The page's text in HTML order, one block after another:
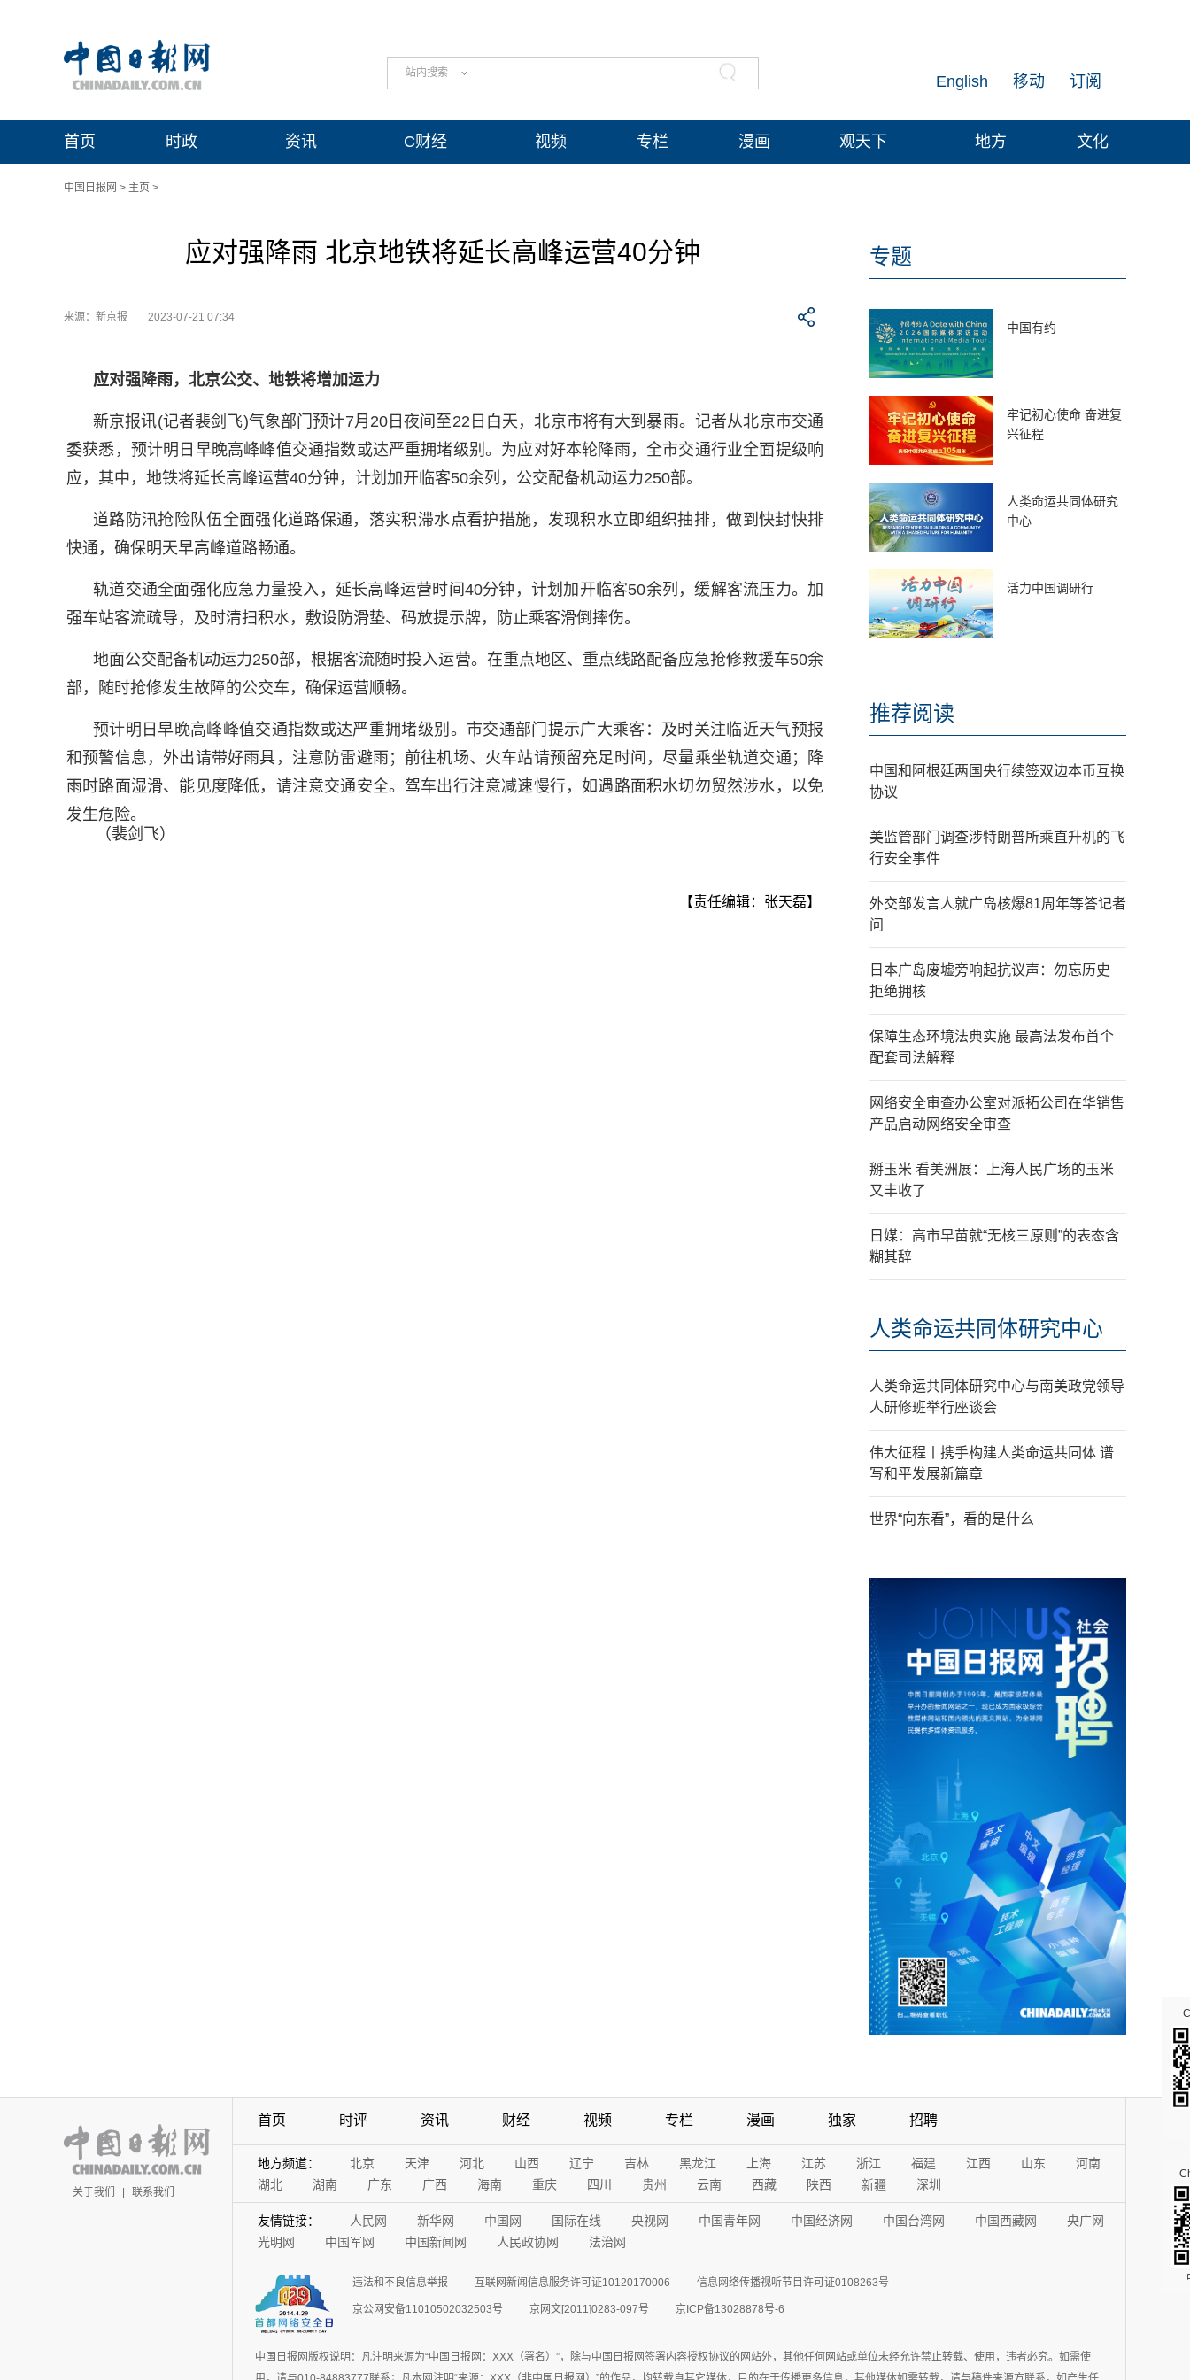
站内搜索 订阅
移动
English
首页 时政 资讯 C财经 视频 专栏 漫画 观天下 地方 文化
中国日报网 > 主页 >
应对强降雨 北京地铁将延长高峰运营40分钟
来源：新京报 2023-07-21 07:34
应对强降雨，北京公交、地铁将增加运力
新京报讯(记者裴剑飞)气象部门预计7月20日夜间至22日白天，北京市将有大到暴雨。记者从北京市交通
委获悉，预计明日早晚高峰峰值交通指数或达严重拥堵级别。为应对好本轮降雨，全市交通行业全面提级响
应，其中，地铁将延长高峰运营40分钟，计划加开临客50余列，公交配备机动运力250部。
道路防汛抢险队伍全面强化道路保通，落实积滞水点看护措施，发现积水立即组织抽排，做到快封快排
快通，确保明天早高峰道路畅通。
轨道交通全面强化应急力量投入，延长高峰运营时间40分钟，计划加开临客50余列，缓解客流压力。加
强车站客流疏导，及时清扫积水，敷设防滑垫、码放提示牌，防止乘客滑倒摔伤。
地面公交配备机动运力250部，根据客流随时投入运营。在重点地区、重点线路配备应急抢修救援车50余
部，随时抢修发生故障的公交车，确保运营顺畅。
预计明日早晚高峰峰值交通指数或达严重拥堵级别。市交通部门提示广大乘客：及时关注临近天气预报
和预警信息，外出请带好雨具，注意防雷避雨；前往机场、火车站请预留充足时间，尽量乘坐轨道交通；降
雨时路面湿滑、能见度降低，请注意交通安全。驾车出行注意减速慢行，如遇路面积水切勿贸然涉水，以免
发生危险。
（裴剑飞）
【责任编辑：张天磊】
专题
中国有约
牢记初心使命 奋进复
兴征程
人类命运共同体研究
中心
活力中国调研行
推荐阅读
中国和阿根廷两国央行续签双边本币互换
协议
美监管部门调查涉特朗普所乘直升机的飞
行安全事件
外交部发言人就广岛核爆81周年等答记者
问
日本广岛废墟旁响起抗议声：勿忘历史
拒绝拥核
保障生态环境法典实施 最高法发布首个
配套司法解释
网络安全审查办公室对派拓公司在华销售
产品启动网络安全审查
掰玉米 看美洲展：上海人民广场的玉米
又丰收了
日媒：高市早苗就“无核三原则”的表态含
糊其辞
人类命运共同体研究中心
人类命运共同体研究中心与南美政党领导
人研修班举行座谈会
伟大征程丨携手构建人类命运共同体 谱
写和平发展新篇章
世界“向东看”，看的是什么
关于我们 | 联系我们
首页 时评 资讯 财经 视频 专栏 漫画 独家 招聘
地方频道： 北京 天津 河北 山西 辽宁 吉林 黑龙江 上海 江苏 浙江 福建 江西 山东
河南
湖北
湖南 广东 广西 海南 重庆 四川 贵州 云南 西藏 陕西 新疆 深圳
友情链接： 人民网 新华网 中国网 国际在线 央视网 中国青年网 中国经济网 中国台湾网 中国西藏网
央广网
光明网
中国军网 中国新闻网 人民政协网 法治网
违法和不良信息举报 互联网新闻信息服务许可证10120170006 信息网络传播视听节目许可证0108263号
京公网安备11010502032503号 京网文[2011]0283-097号 京ICP备13028878号-6
中国日报网版权说明：凡注明来源为“中国日报网：XXX（署名）”，除与中国日报网签署内容授权协议的网站外，其他任何网站或单位未经允许禁止转载、使用，违者必究。如需使